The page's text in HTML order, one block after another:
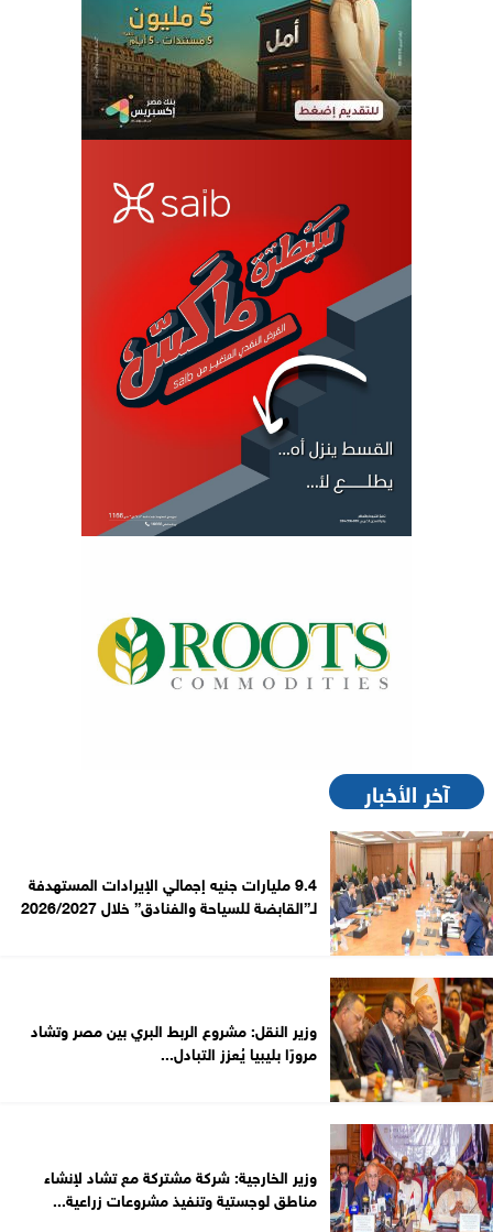
آخر الأخبار
9.4 مليارات جنيه إجمالي الإيرادات المستهدفة
لـ”القابضة للسياحة والفنادق” خلال 2026/2027
وزير النقل: مشروع الربط البري بين مصر وتشاد
مرورًا بليبيا يُعزز التبادل...
وزير الخارجية: شركة مشتركة مع تشاد لإنشاء
مناطق لوجستية وتنفيذ مشروعات زراعية...